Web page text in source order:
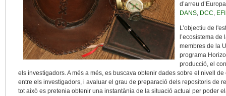
d’arreu
DANS, DCC,
L’objectiu de
l’ecosistema
membres de la
programa
producció, el
els investigadors. A més a més, es buscava obtenir dades sobre el nivell
entre els investigadors, i avaluar el grau de preparació dels repositoris de
tot això es pretenia obtenir una instantània de la situació actual per poder